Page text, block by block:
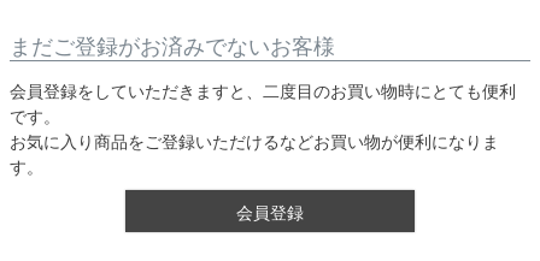
まだご登録がお済みでないお客様
会員登録をしていただきますと、二度目のお買い物時にとても便利
です。
お気に入り商品をご登録いただけるなどお買い物が便利になりま
す。
会員登録